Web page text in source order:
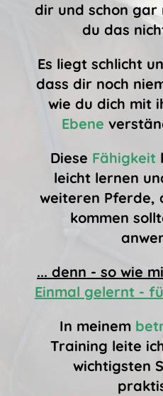
dir und schon gar
du das
Es liegt schlicht
dass dir noch
wie du dich mit
Ebene
Diese Fähigkeit
leicht lernen
weiteren Pferde,
kommen
... denn - so wie
Einmal gelernt -
In meinem
Training leite
wichtigsten